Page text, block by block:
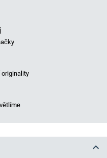
originality